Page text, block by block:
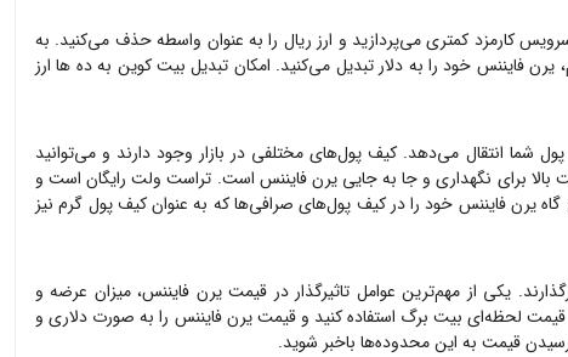
کارمزد کمتری می‌پردازید و ارز ریال را به عنوان واسطه حذف می‌کنید. به
یرن فایننس خود را به دلار تبدیل می‌کنید. امکان تبدیل بیت کوین به ده ها ارز
شما انتقال می‌دهد. کیف پول‌های مختلفی در بازار وجود دارند و می‌توانید
بالا برای نگهداری و جا به جایییرن فایننس است. تراست ولت رایگان است و
گاهیرن فایننس خود را در کیف پول‌های صرافی‌ها که به عنوان کیف پول گرم نیز
یکی از مهم‌ترین عوامل تاثیرگذار در قیمتیرن فایننس، میزان عرضه و
لحظه‌ای بیت برگ استفاده کنید و قیمتیرن فایننس را به صورت دلاری و
قیمت به این محدوده‌ها باخبر شوید.